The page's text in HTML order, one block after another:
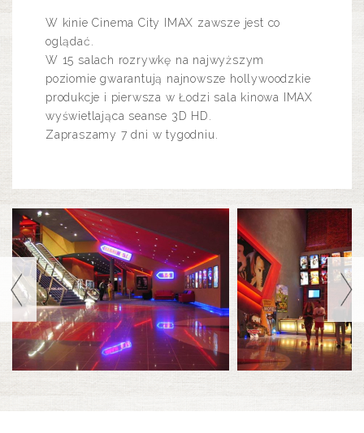
W kinie Cinema City IMAX zawsze jest co
oglądać.
W 15 salach rozrywkę na najwyższym
poziomie gwarantują najnowsze hollywoodzkie
produkcje i pierwsza w Łodzi sala kinowa IMAX
wyświetlająca seanse 3D HD.
Zapraszamy 7 dni w tygodniu.